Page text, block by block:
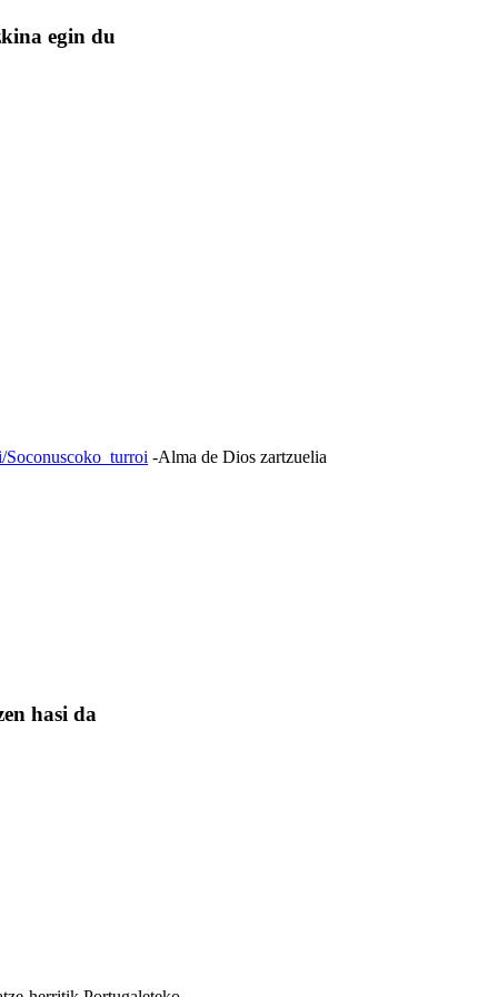
egin du
-Alma de Dios zartzuelia
hasi da